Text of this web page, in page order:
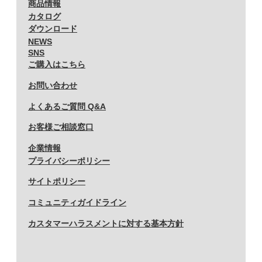
商品情報
カタログ
ダウンロード
NEWS
SNS
ご購入はこちら
お問い合わせ
よくあるご質問 Q&A
お客様ご相談窓口
企業情報
プライバシーポリシー
サイトポリシー
コミュニティガイドライン
カスタマーハラスメントに対する基本方針